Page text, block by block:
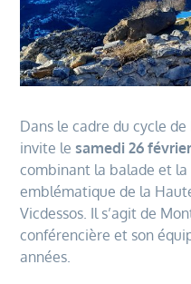
Dans le cadre du cycle de
invite lesamedi 26
combinant la balade et la
emblématique de la
Vicdessos. Il s’agit de
conférencière et son
années.